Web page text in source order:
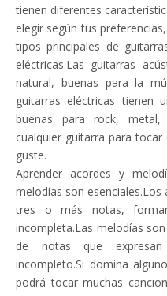
tienen diferentes
elegir según tus
tipos principales de
eléctricas.Las guitarras
natural, buenas para la
guitarras eléctricas tienen
buenas para rock, metal,
cualquier guitarra para
guste.
Aprender acordes y
melodías son
tres o más notas,
incompleta.Las melodías
de notas que
incompleto.Si domina
podrá tocar muchas